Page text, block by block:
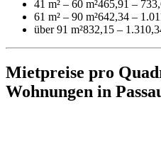
41 m² – 60 m²465,91 –
61 m² – 90 m²642,34 –
über 91 m²832,15 –
Mietpreise pro
Wohnungen in